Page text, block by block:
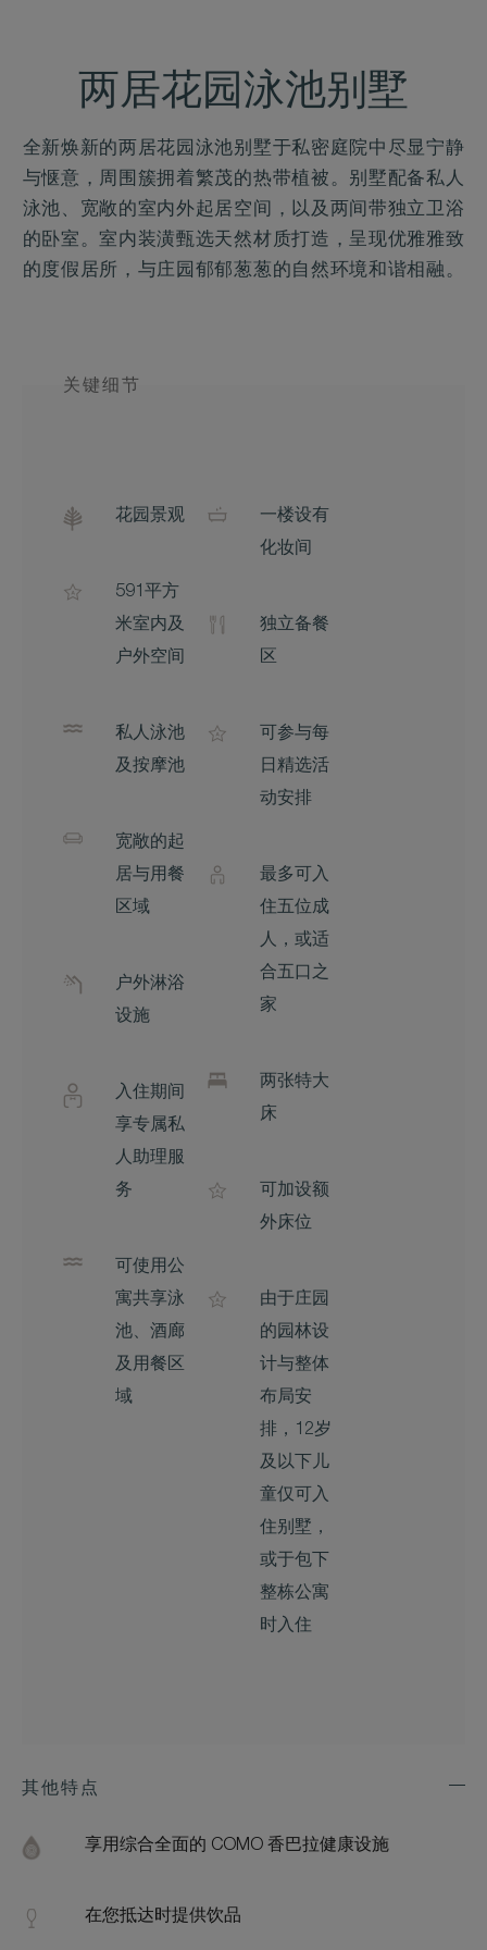
两居花园泳池别墅
全新焕新的两居花园泳池别墅于私密庭院中尽显宁静
与惬意，周围簇拥着繁茂的热带植被。别墅配备私人
泳池、宽敞的室内外起居空间，以及两间带独立卫浴
的卧室。室内装潢甄选天然材质打造，呈现优雅雅致
的度假居所，与庄园郁郁葱葱的自然环境和谐相融。
关键细节
花园景观
591平方
米室内及
户外空间
私人泳池
及按摩池
宽敞的起
居与用餐
区域
户外淋浴
设施
入住期间
享专属私
人助理服
务
可使用公
寓共享泳
池、酒廊
及用餐区
域
一楼设有
化妆间
独立备餐
区
可参与每
日精选活
动安排
最多可入
住五位成
人，或适
合五口之
家
两张特大
床
可加设额
外床位
由于庄园
的园林设
计与整体
布局安
排，12岁
及以下儿
童仅可入
住别墅，
或于包下
整栋公寓
时入住
其他特点
享用综合全面的 COMO 香巴拉健康设施
在您抵达时提供饮品